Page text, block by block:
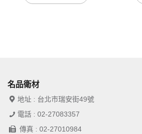
名品衛材
地址 : 台北市瑞安街49號
電話 : 02-27083357
傳真 : 02-27010984